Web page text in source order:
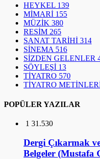
HEYKEL 139
MİMARİ 155
MÜZİK 380
RESİM 265
SANAT TARİHİ 314
SİNEMA 516
SİZDEN GELENLER
SÖYLEŞİ 13
TİYATRO 570
TİYATRO
POPÜLER YAZILAR
1 31.530
Dergi Çıkarmak
Belgeler (Mustafa